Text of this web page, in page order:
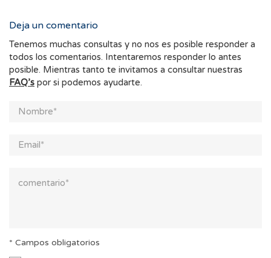
Deja un comentario
Tenemos muchas consultas y no nos es posible responder a
todos los comentarios. Intentaremos responder lo antes
posible. Mientras tanto te invitamos a consultar nuestras
FAQ’s por si podemos ayudarte.
* Campos obligatorios